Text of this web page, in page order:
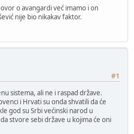
o avangardi već imamo i on
nije bio nikakav faktor.
#1
sistema, ali ne i raspad države.
i Hrvati su onda shvatili da će
god su Srbi većinski narod u
stvore sebi države u kojima će oni